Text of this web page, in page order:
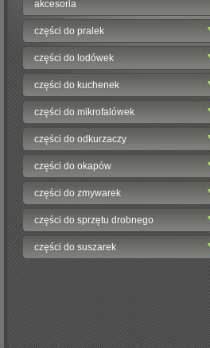
akcesoria
części do pralek
części do lodówek
części do kuchenek
części do mikrofalówek
części do odkurzaczy
części do okapów
części do zmywarek
części do sprzętu drobnego
części do suszarek